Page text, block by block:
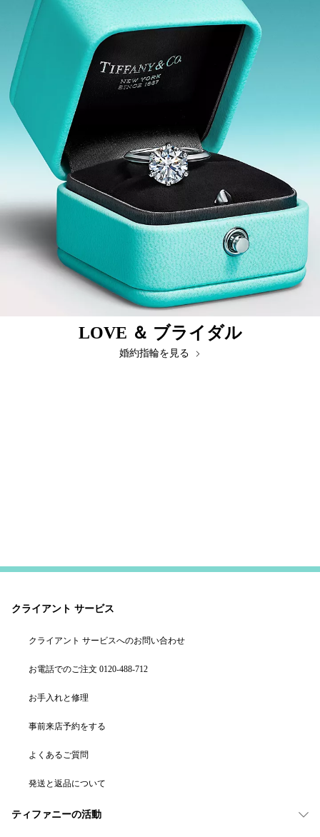
LOVE ＆ ブライダル
婚約指輪を見る
クライアント サービス
クライアント サービスへのお問い合わせ
お電話でのご注文 0120-488-712
お手入れと修理
事前来店予約をする
よくあるご質問
発送と返品について
ティファニーの活動